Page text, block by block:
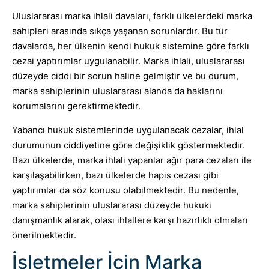
Uluslararası marka ihlali davaları, farklı ülkelerdeki marka
sahipleri arasında sıkça yaşanan sorunlardır. Bu tür
davalarda, her ülkenin kendi hukuk sistemine göre farklı
cezai yaptırımlar uygulanabilir. Marka ihlali, uluslararası
düzeyde ciddi bir sorun haline gelmiştir ve bu durum,
marka sahiplerinin uluslararası alanda da haklarını
korumalarını gerektirmektedir.
Yabancı hukuk sistemlerinde uygulanacak cezalar, ihlal
durumunun ciddiyetine göre değişiklik göstermektedir.
Bazı ülkelerde, marka ihlali yapanlar ağır para cezaları ile
karşılaşabilirken, bazı ülkelerde hapis cezası gibi
yaptırımlar da söz konusu olabilmektedir. Bu nedenle,
marka sahiplerinin uluslararası düzeyde hukuki
danışmanlık alarak, olası ihlallere karşı hazırlıklı olmaları
önerilmektedir.
İşletmeler İçin Marka